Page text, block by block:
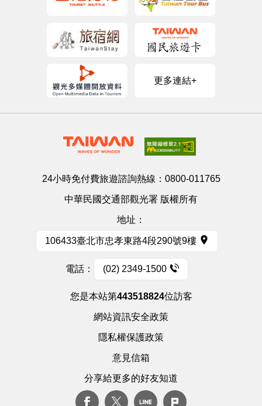
更多連結+
24小時免付費旅遊諮詢熱線： 0800-011765
中華民國交通部觀光署 版權所有
地址：
106433臺北市忠孝東路4段290號9樓
電話： (02) 2349-1500
您是本站第443518824位訪客
網站資訊安全政策
隱私權保護政策
意見信箱
分享給更多的好友知道